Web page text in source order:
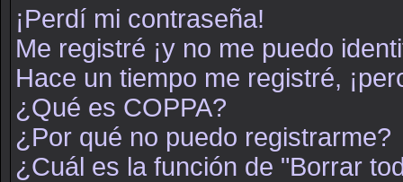
¡Perdí mi contraseña!
Me registré ¡y no me puedo
Hace un tiempo me registré,
¿Qué es COPPA?
¿Por qué no puedo registrarme?
¿Cuál es la función de "Borrar